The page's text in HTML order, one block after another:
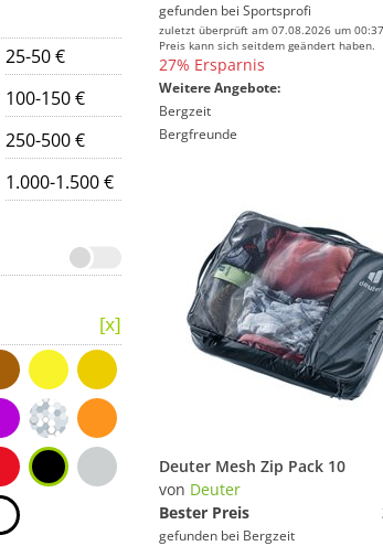
25-50 €
100-150 €
250-500 €
1.000-1.500 €
gefunden bei Sportsprofi
zuletzt überprüft am 07.08.2026 um
Preis kann sich seitdem geändert haben.
27% Ersparnis
Weitere Angebote:
Bergzeit
Bergfreunde
Deuter Mesh Zip Pack 10
von Deuter
Bester Preis
gefunden bei Bergzeit